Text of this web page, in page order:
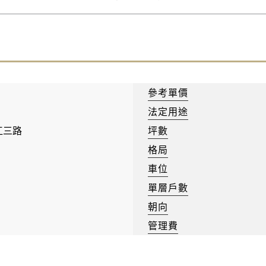
參考單價
法定用途
三路
坪數
格局
車位
單層戶數
朝向
管理費